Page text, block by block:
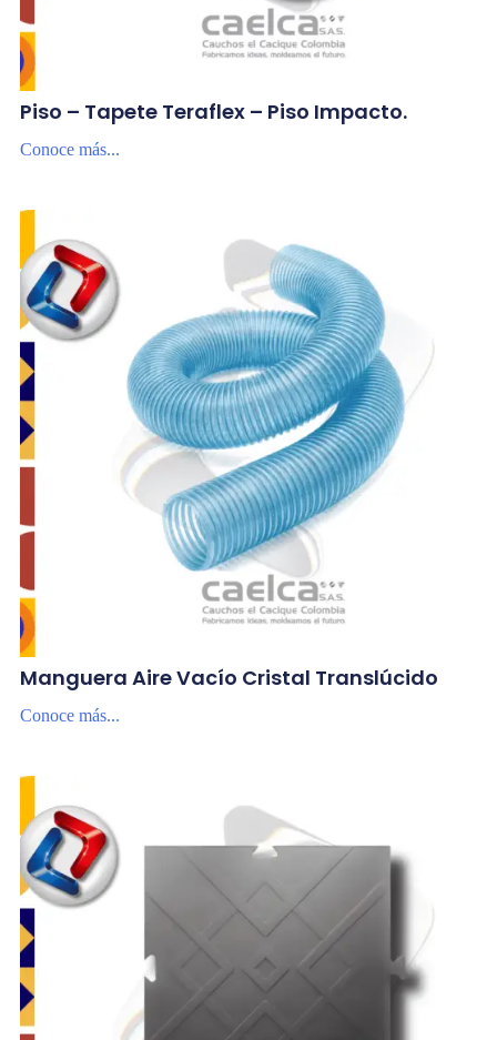
Piso – Tapete Teraflex – Piso Impacto.
Conoce más...
Manguera Aire Vacío Cristal Translúcido
Conoce más...